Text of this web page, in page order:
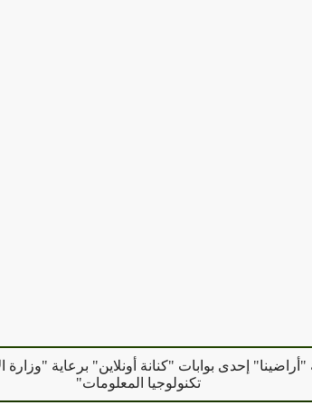
"أراضينا" إحدى بوابات "كنانة أونلاين" برعاية "وزارة
تكنولوجيا المعلومات"